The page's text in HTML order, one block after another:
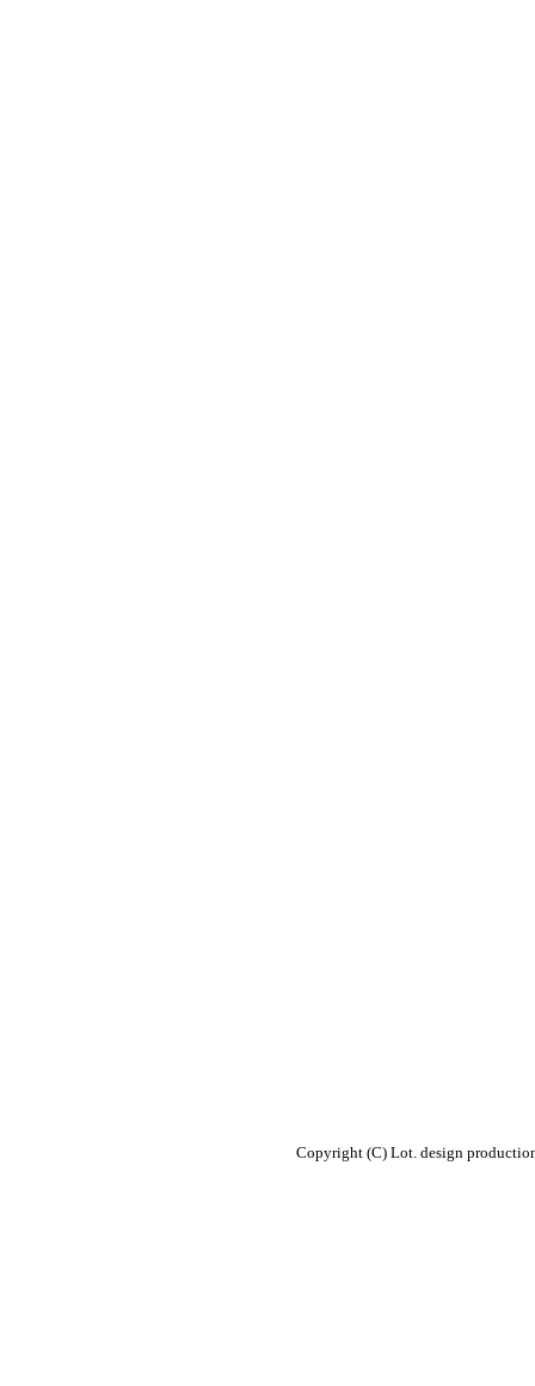
Copyright (C) Lot. design